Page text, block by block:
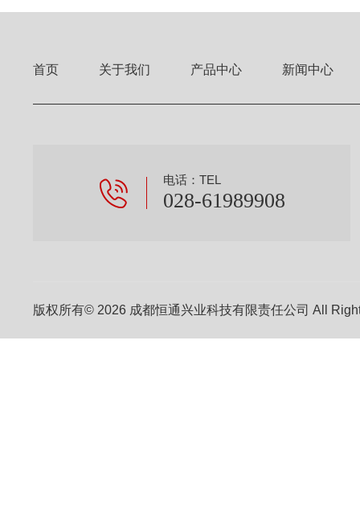
首页 关于我们 产品中心 新闻中心
电话：TEL
028-61989908
版权所有© 2026 成都恒通兴业科技有限责任公司 All